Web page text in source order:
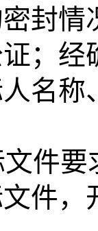
封
；
名
件
件